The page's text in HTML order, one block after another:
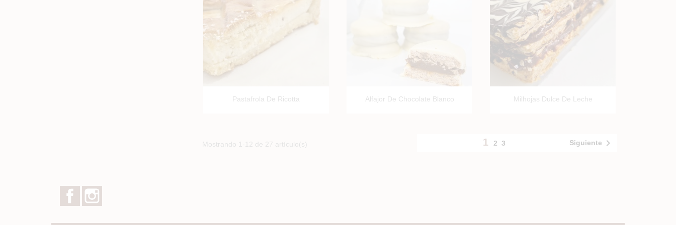
Vista rápida
Pastafrola De Ricotta Vista rápida
Alfajor De Chocolate Blanco Vista rápida
Milhojas Dulce De Leche
Mostrando 1-12 de 27 artículo(s) 1 23 Siguiente 
Facebook